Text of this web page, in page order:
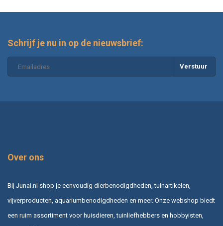
Schrijf je nu in op de nieuwsbrief:
Verstuur
Over ons
Bij Junai.nl shop je eenvoudig dierbenodigdheden, tuinartikelen,
vijverproducten, aquariumbenodigdheden en meer. Onze webshop biedt
een ruim assortiment voor huisdieren, tuinliefhebbers en hobbyisten,